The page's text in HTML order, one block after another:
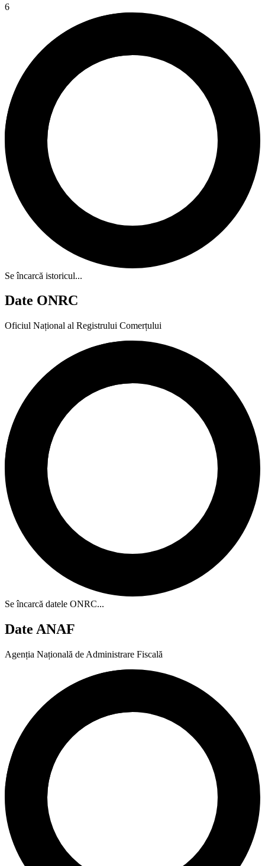
6
Se încarcă istoricul...
Date ONRC
Oficiul Național al Registrului Comerțului
Se încarcă datele ONRC...
Date ANAF
Agenția Națională de Administrare Fiscală